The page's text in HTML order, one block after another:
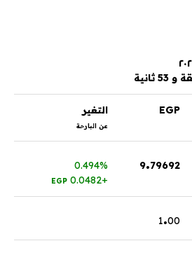
EGP التغير
عن البارحة
9.79692
0.494%
+0.0482
EGP
1.00